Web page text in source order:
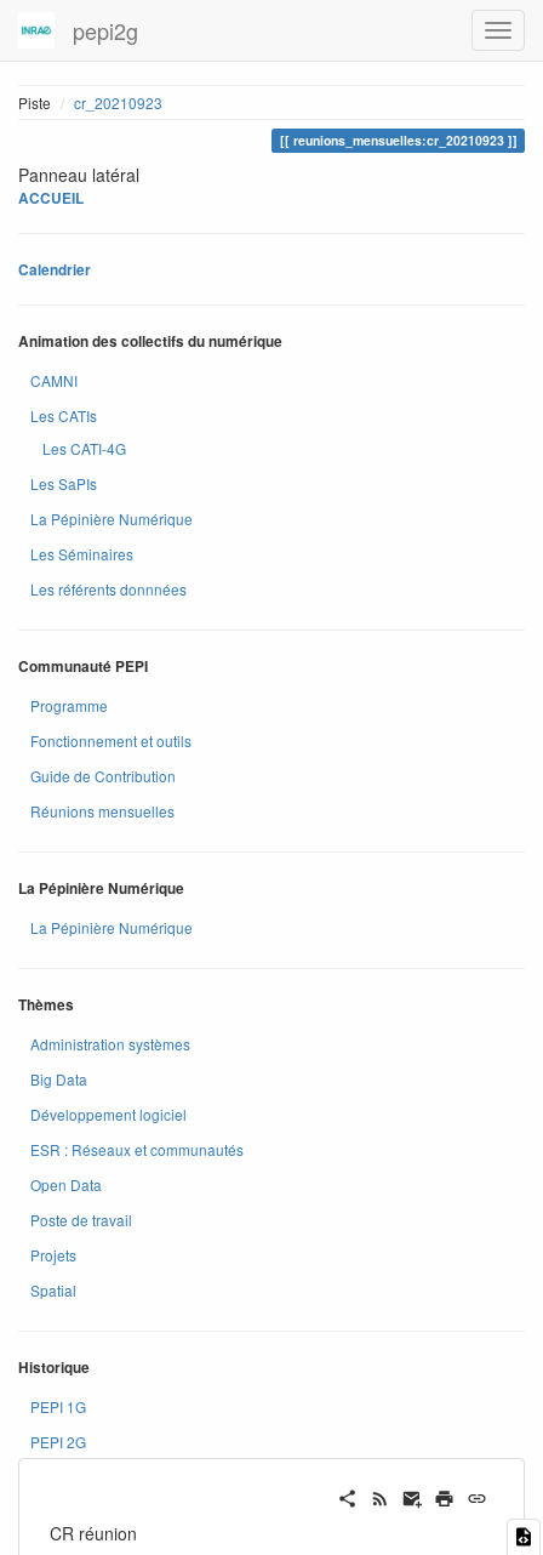
pepi2g
Piste cr_20210923
reunions_mensuelles:cr_20210923
Panneau latéral
ACCUEIL
Calendrier
Animation des collectifs du numérique
CAMNI
Les CATIs
Les CATI-4G
Les SaPIs
La Pépinière Numérique
Les Séminaires
Les référents donnnées
Communauté PEPI
Programme
Fonctionnement et outils
Guide de Contribution
Réunions mensuelles
La Pépinière Numérique
La Pépinière Numérique
Thèmes
Administration systèmes
Big Data
Développement logiciel
ESR : Réseaux et communautés
Open Data
Poste de travail
Projets
Spatial
Historique
PEPI 1G
PEPI 2G
CR réunion